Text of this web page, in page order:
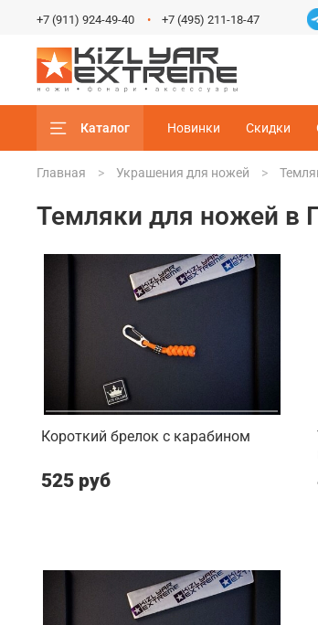
+7 (911) 924-49-40 +7 (495) 211-18-47
Каталог Новинки Скидки
Главная Украшения для ножей
Темляки для ножей в
Короткий брелок с карабином
525 руб